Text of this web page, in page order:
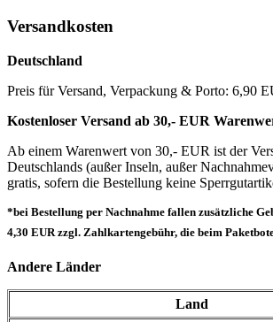
Versandkosten
Deutschland
Preis für Versand, Verpackung & Porto: 6,90
Kostenloser Versand ab 30,- EUR
Ab einem Warenwert von 30,- EUR ist der
Deutschlands (außer Inseln, außer
gratis, sofern die Bestellung keine
*bei Bestellung per Nachnahme fallen zusätzliche
4,30 EUR zzgl. Zahlkartengebühr, die beim
Andere Länder
Land